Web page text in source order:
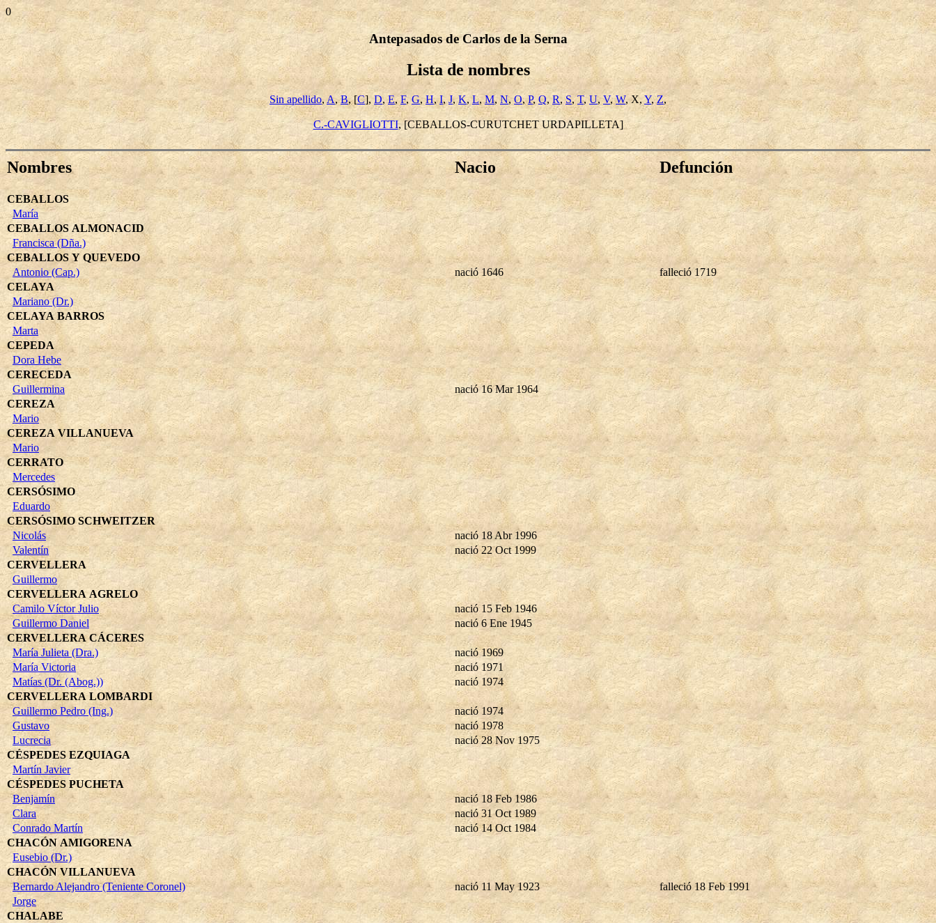
0
Antepasados de Carlos de la Serna
Lista de nombres
Sin apellido, A,B, [C], D,E,F, G,H,I, J, K,L, M, N,O,P, Q, R, S,T, U,V,W, X, Y,Z,
C.-CAVIGLIOTTI, [CEBALLOS-CURUTCHET URDAPILLETA]
Nombres Nacio Defunción
CEBALLOS
María
CEBALLOS ALMONACID
Francisca (Dña.)
CEBALLOS Y QUEVEDO
Antonio (Cap.)
nació 1646
falleció 1719
CELAYA
Mariano (Dr.)
CELAYA BARROS
Marta
CEPEDA
Dora Hebe
CERECEDA
Guillermina
nació 16 Mar 1964
CEREZA
Mario
CEREZA VILLANUEVA
Mario
CERRATO
Mercedes
CERSÓSIMO
Eduardo
CERSÓSIMO SCHWEITZER
Nicolás
nació 18 Abr 1996
Valentín
nació 22 Oct 1999
CERVELLERA
Guillermo
CERVELLERA AGRELO
Camilo Víctor Julio
nació 15 Feb 1946
Guillermo Daniel
nació 6 Ene 1945
CERVELLERA CÁCERES
María Julieta (Dra.)
nació 1969
María Victoria
nació 1971
Matías (Dr. (Abog.))
nació 1974
CERVELLERA LOMBARDI
Guillermo Pedro (Ing.)
nació 1974
Gustavo
nació 1978
Lucrecia
nació 28 Nov 1975
CÉSPEDES EZQUIAGA
Martín Javier
CÉSPEDES PUCHETA
Benjamín
nació 18 Feb 1986
Clara
nació 31 Oct 1989
Conrado Martín
nació 14 Oct 1984
CHACÓN AMIGORENA
Eusebio (Dr.)
CHACÓN VILLANUEVA
Bernardo Alejandro (Teniente Coronel)
nació 11 May 1923
falleció 18 Feb 1991
Jorge
CHALABE